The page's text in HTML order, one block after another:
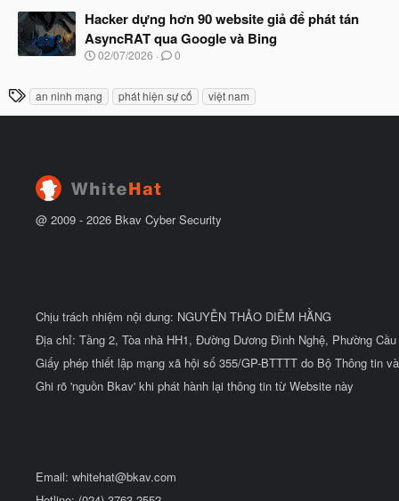
đ
ầ
u
à
b
ắ
đ
ầ
u
Hacker dựng hơn 90 website giả để phát tán
AsyncRAT qua Google và Bing
N
y
u
02/07/2026 0
T
h
an ninh mạng phát hiện sự cố việt nam
@ 2009 - 2026 Bkav Cyber Security
Chịu trách nhiệm nội dung: NGUYỄN THẢO DIỄM HẰNG
Địa chỉ: Tầng 2, Tòa nhà HH1, Đường Dương Đình Nghệ, Phường
Giấy phép thiết lập mạng xã hội số 355/GP-BTTTT do Bộ Thông tin
Ghi rõ 'nguồn Bkav' khi phát hành lại thông tin từ Website này
Email: whitehat@bkav.com